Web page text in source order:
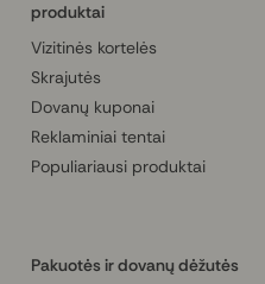
produktai
Vizitinės kortelės
Skrajutės
Dovanų kuponai
Reklaminiai tentai
Populiariausi produktai
Pakuotės ir dovanų dėžutės